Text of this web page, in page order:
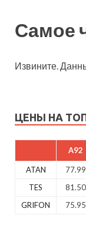
Самое
Извините.
ЦЕНЫ НА
A92
ATAN 77.99
TES
81.50
GRIFON
75.95